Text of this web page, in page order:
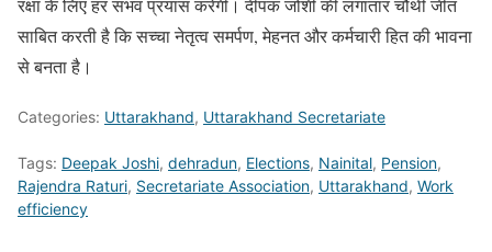
साबित करती है कि सच्चा नेतृत्व समर्पण, मेहनत और कर्मचारी हित की भावना
से बनता है।
Categories: Uttarakhand, Uttarakhand Secretariate
Tags: Deepak Joshi, dehradun, Elections, Nainital, Pension,
Rajendra Raturi, Secretariate Association, Uttarakhand, Work
efficiency